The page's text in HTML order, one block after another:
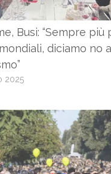
Busi: “Sempre più
diciamo no
2025